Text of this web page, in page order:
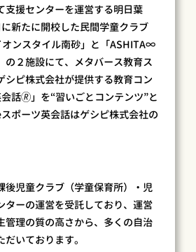
支援センターを運営する明日葉
新たに開校した民間学童クラブ
オンスタイル南砂」と「ASHITA∞
の２施設にて、メタバース教育ス
シピ株式会社が提供する教育コン
話🄬」を“習いごとコンテンツ”と
ポーツ英会話はゲシピ株式会社の
後児童クラブ（学童保育所）・児
ターの運営を受託しており、運営
管理の質の高さから、多くの自治
いております。